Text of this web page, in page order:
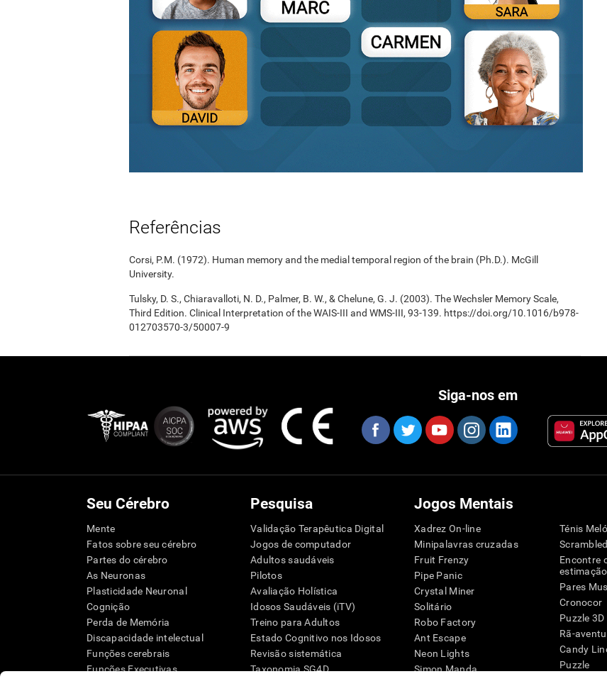
Referências
Corsi, P.M. (1972). Human memory and the medial temporal region of the brain (Ph.D.). McGill
University.
Tulsky, D. S., Chiaravalloti, N. D., Palmer, B. W., & Chelune, G. J. (2003). The Wechsler Memory Scale,
Third Edition. Clinical Interpretation of the WAIS-III and WMS-III, 93-139. https://doi.org/10.1016/b978-
012703570-3/50007-9
Siga-nos em
Seu Cérebro
Mente
Fatos sobre seu cérebro
Partes do cérebro
As Neuronas
Plasticidade Neuronal
Cognição
Perda de Memória
Discapacidade intelectual
Funções cerebrais
Funções Executivas
Pesquisa
Validação Terapêutica Digital
Jogos de computador
Adultos saudáveis
Pilotos
Avaliação Holística
Idosos Saudáveis (iTV)
Treino para Adultos
Estado Cognitivo nos Idosos
Revisão sistemática
Taxonomia SG4D
Jogos Mentais
Xadrez On-line
Minipalavras cruzadas
Fruit Frenzy
Pipe Panic
Crystal Miner
Solitário
Robo Factory
Ant Escape
Neon Lights
Simon Manda
Ténis
Scrambled
Encontre
estimação
Pares
Cronocor
Puzzle
Rã-
Candy
Puzzle